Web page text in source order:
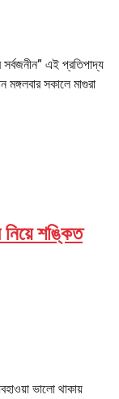
সর্বজনীন” এই প্রতিপাদ্য
সকালে মাগুরা
নিয়ে শঙ্কিত
ভালো থাকায়